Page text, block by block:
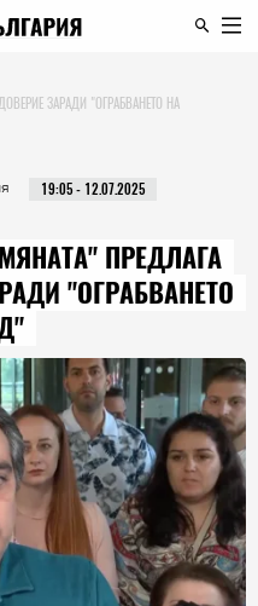
ЗАРАДИ "ОГРАБВАНЕТО НА
19:05 - 12.07.2025
ПРЕДЛАГА
"ОГРАБВАНЕТО